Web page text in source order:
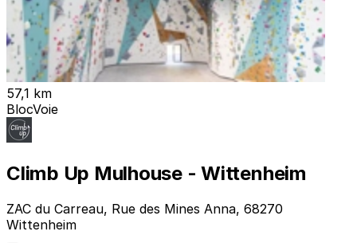
57,1 km
BlocVoie
Climb Up Mulhouse - Wittenheim
ZAC du Carreau, Rue des Mines Anna, 68270
Wittenheim